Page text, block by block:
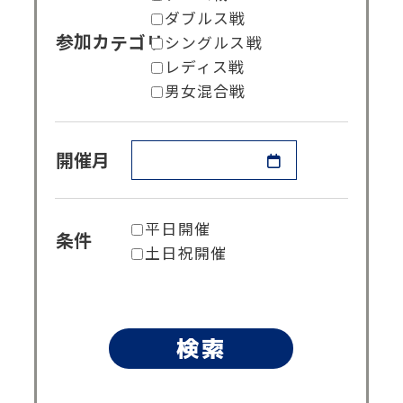
参加カテゴリ
ダブルス戦
シングルス戦
レディス戦
男女混合戦
開催月
条件
平日開催
土日祝開催
検索